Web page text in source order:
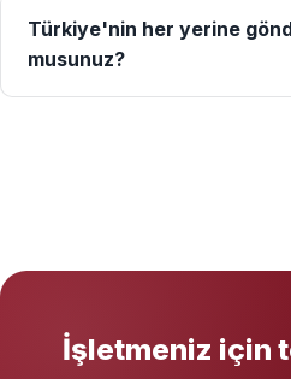
Türkiye'nin her yerine
musunuz?
İşletmeniz için